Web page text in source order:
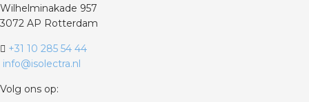
Wilhelminakade 957
3072 AP Rotterdam
+31 10 285 54 44
info@isolectra.nl
Volg ons op: